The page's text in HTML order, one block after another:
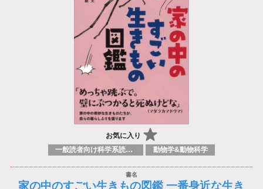
お気に入り
一般読者向け科学系読み物 動物学&動物科学
家の中のすごい生きもの図鑑 一番身近な生き